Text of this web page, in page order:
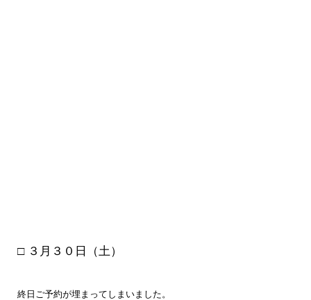
□ ３月３０ 日（土）
終日ご予約が埋まってしまいました。